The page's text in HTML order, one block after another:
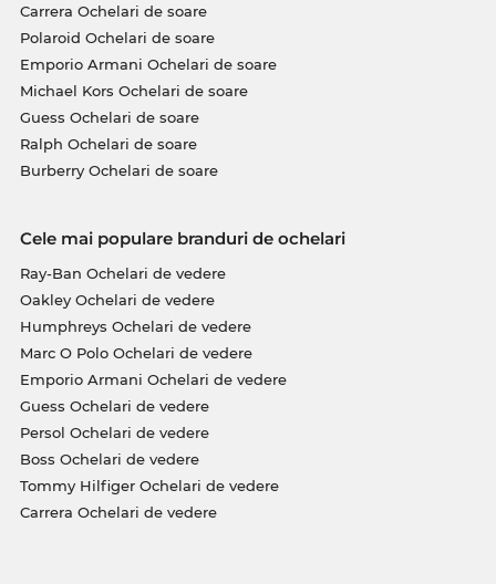
Carrera Ochelari de soare
Polaroid Ochelari de soare
Emporio Armani Ochelari de soare
Michael Kors Ochelari de soare
Guess Ochelari de soare
Ralph Ochelari de soare
Burberry Ochelari de soare
Cele mai populare branduri de ochelari
Ray-Ban Ochelari de vedere
Oakley Ochelari de vedere
Humphreys Ochelari de vedere
Marc O Polo Ochelari de vedere
Emporio Armani Ochelari de vedere
Guess Ochelari de vedere
Persol Ochelari de vedere
Boss Ochelari de vedere
Tommy Hilfiger Ochelari de vedere
Carrera Ochelari de vedere